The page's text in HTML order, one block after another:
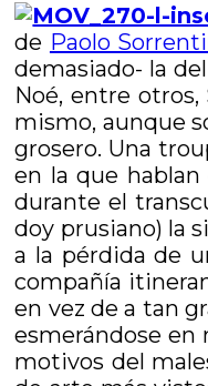
de Paolo
demasiado- la
Noé, entre
mismo, aunque
grosero. Una
en la que
durante el
doy prusiano) la
a la pérdida de
compañía
en vez de a tan
esmerándose en
motivos del